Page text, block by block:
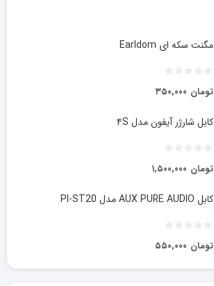
مگنت سکه ای Earldom
۳۵۰,۰۰۰ تومان
کابل شارژر آیفون مدل ۴S
۱,۵۰۰,۰۰۰ تومان
کابل AUX PURE AUDIO مدل PI-ST20
۵۵۰,۰۰۰ تومان